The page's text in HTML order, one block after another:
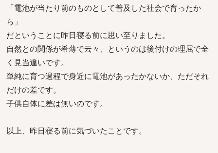
「電池が当たり前のものとして普及した社会で育ったか
ら」
だということに昨日寝る前に思い至りました。
自然との関係が希薄で云々、というのは後付けの理屈で全
く見当違いです。
単純に育つ過程で身近に電池があったかないか、ただそれ
だけの差です。
子供自体に差は無いのです。
以上、昨日寝る前に気づいたことです。